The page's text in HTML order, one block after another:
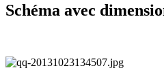
Schéma avec